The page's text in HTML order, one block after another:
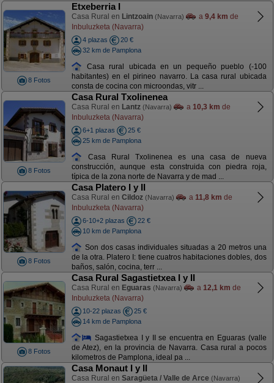
8 Fotos
Etxeberria I
Casa Rural en Lintzoain (Navarra) a 9,4 km de
Inbuluzketa (Navarra)
4 plazas
20 €
32 km de Pamplona
Casa rural ubicada en un pequeño pueblo (-100
habitantes) en el pirineo navarro. La casa rural ubicada
consta de cocina con microondas, vitr ...
8 Fotos
Casa Rural Txolinenea
Casa Rural en Lantz (Navarra) a 10,3 km de
Inbuluzketa (Navarra)
6+1 plazas
25 €
25 km de Pamplona
Casa Rural Txolinenea es una casa de nueva
construcción, aunque esta construida con piedra roja,
típica de la zona norte de Navarra y de mad ...
8 Fotos
Casa Platero I y II
Casa Rural en Cildoz (Navarra) a 11,8 km de
Inbuluzketa (Navarra)
6-10+2 plazas
22 €
10 km de Pamplona
Son dos casas individuales situadas a 20 metros una
de la otra. Platero I: tiene cuatros habitaciones dobles, dos
baños, salón, cocina, terr ...
8 Fotos
Casa Rural Sagastietxea I y II
Casa Rural en Eguaras (Navarra) a 12,1 km de
Inbuluzketa (Navarra)
10-22 plazas
25 €
14 km de Pamplona
Sagastietxea I y II se encuentra en Eguaras (valle
de Atez), en la provincia de Navarra. Casa rural a pocos
kilometros de Pamplona, ideal pa ...
Casa Monaut I y II
Casa Rural en Saragüeta / Valle de Arce (Navarra)